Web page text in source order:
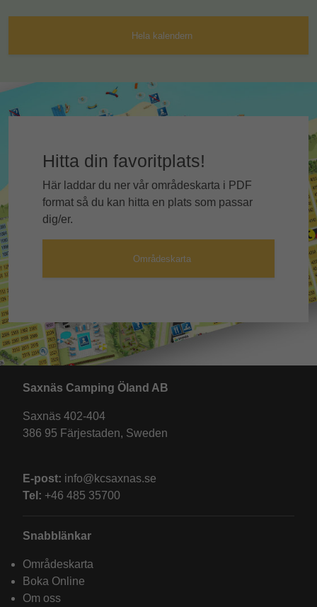
Hela kalendern
Hitta din favoritplats!
Här laddar du ner vår områdeskarta i PDF
format så du kan hitta en plats som passar
dig/er.
Områdeskarta
Saxnäs Camping Öland AB
Saxnäs 402-404
386 95 Färjestaden, Sweden
E-post: info@kcsaxnas.se
Tel: +46 485 35700
Snabblänkar
Områdeskarta
Boka Online
Om oss